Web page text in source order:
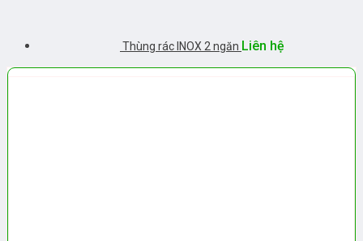
Thùng rác INOX 2 ngăn Liên hệ